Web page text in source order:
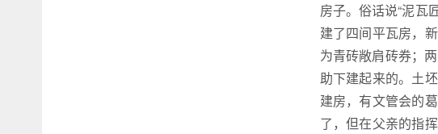
房子。俗话说“泥瓦
建了四间平瓦房，
为青砖敞肩砖券；
助下建起来的。土
建房，有文管会的
了，但在父亲的指